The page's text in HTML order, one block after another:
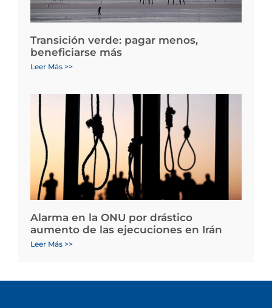
Transición verde: pagar menos,
beneficiarse más
Leer Más >>
Alarma en la ONU por drástico
aumento de las ejecuciones en Irán
Leer Más >>